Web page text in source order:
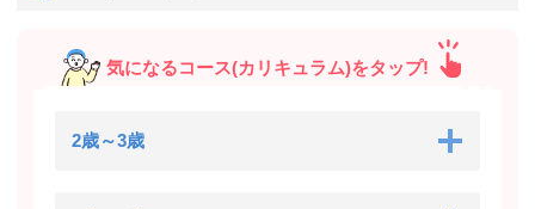
気になるコース(カリキュラム)をタップ!
2歳～3歳